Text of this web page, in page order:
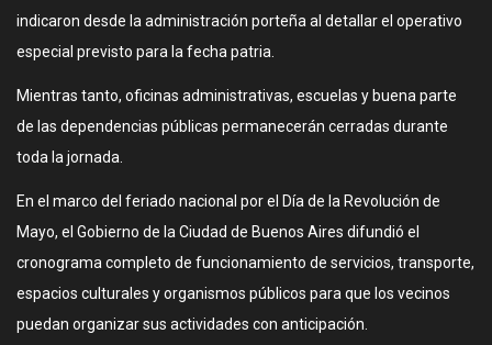
indicaron desde la administración porteña al detallar el operativo
especial previsto para la fecha patria.
Mientras tanto, oficinas administrativas, escuelas y buena parte
de las dependencias públicas permanecerán cerradas durante
toda la jornada.
En el marco del feriado nacional por el Día de la Revolución de
Mayo, el Gobierno de la Ciudad de Buenos Aires difundió el
cronograma completo de funcionamiento de servicios, transporte,
espacios culturales y organismos públicos para que los vecinos
puedan organizar sus actividades con anticipación.